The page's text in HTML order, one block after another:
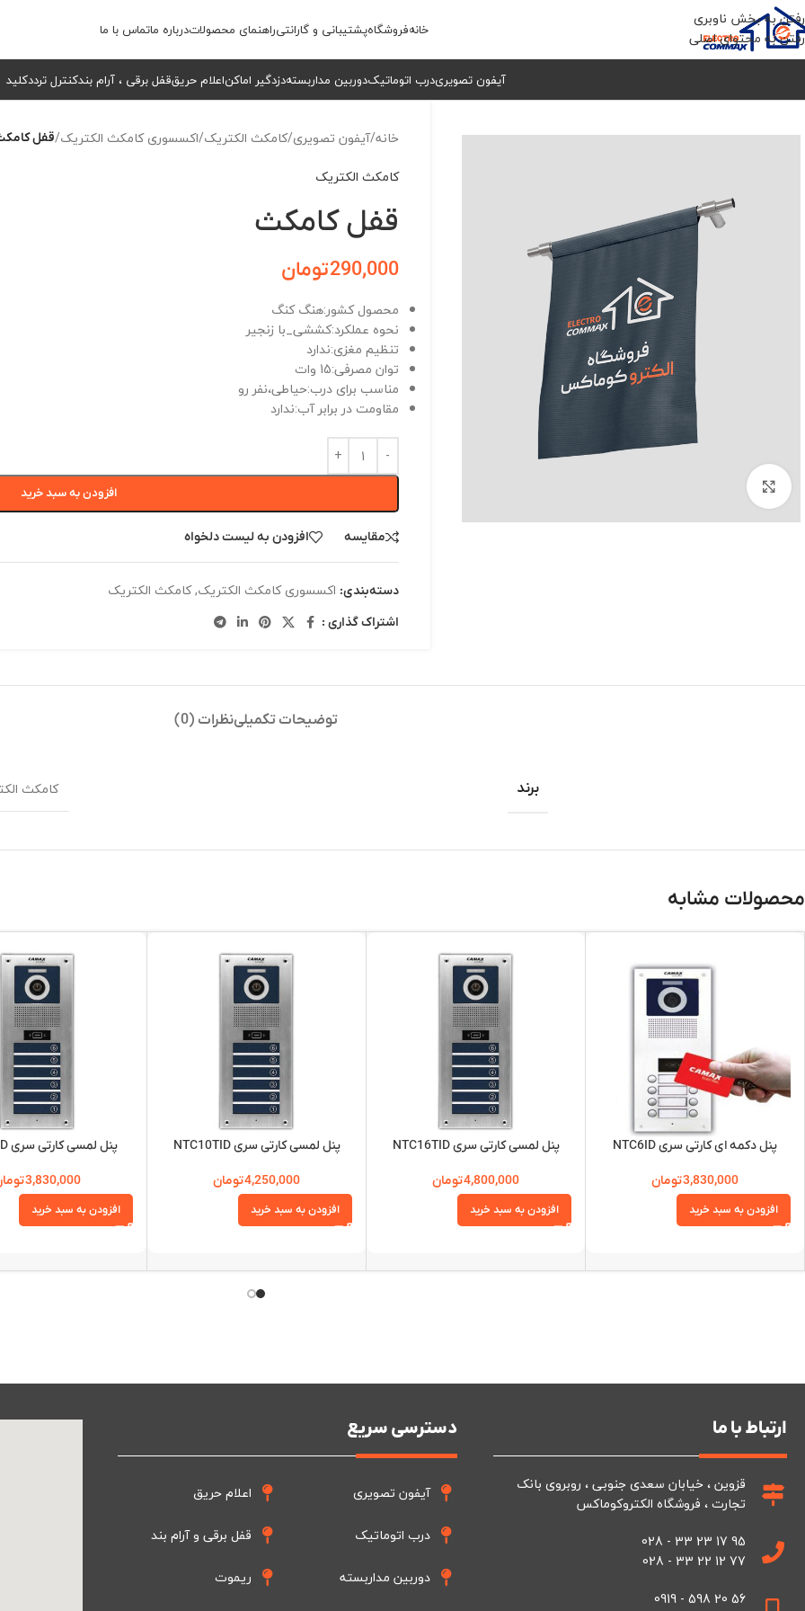
رفتن به بخش ناوبری
رفتن به محتوای اصلی
خانهفروشگاهپشتیبانی و گارانتیراهنمای محصولاتدرباره ماتماس با ما
آیفون تصویریدرب اتوماتیکدوربین مداربستهدزدگیر اماکناعلام حریققفل برقی ، آرام بندکنترل ترددکلید
خانه/آیفون تصویری/کامکث الکتریک/اکسسوری کامکث الکتریک/قفل
کامکث الکتریک
قفل کامکث
290,000تومان
محصول کشور:هنگ کنگ
نحوه عملکرد:کششی_با زنجیر
تنظیم مغزی:ندارد
توان مصرفی:15 وات
مناسب برای درب:حیاطی،نفر رو
مقاومت در برابر آب:ندارد
افزودن به سبد خرید
مقایسه افزودن به لیست دلخواه
دسته‌بندی: اکسسوری کامکث الکتریک,کامکث الکتریک
اشتراک گذاری :
توضیحات تکمیلینظرات (0)
برند کامکث
محصولات مشابه
پنل دکمه ای کارتی سری NTC6ID
3,830,000تومان
افزودن به سبد خرید
پنل لمسی کارتی سری NTC16TID
4,800,000تومان
افزودن به سبد خرید
پنل لمسی کارتی سری NTC10TID
4,250,000تومان
افزودن به سبد خرید
پنل لمسی کارتی سری NTC5TID
3,830,000
افزودن به سبد خرید
ارتباط با ما
قزوین ، خیابان سعدی جنوبی ، روبروی بانک
تجارت ، فروشگاه الکتروکوماکس
95 17 23 33 - 028
77 12 22 33 - 028
56 20 598 - 0919
دسترسی سریع
آیفون تصویری
درب اتوماتیک
دوربین مداربسته
اعلام حریق
قفل برقی و آرام بند
ریموت